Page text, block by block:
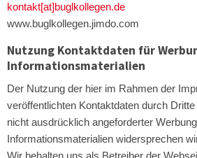
kontakt[at]buglkollegen.de
www.buglkollegen.jimdo.com
Nutzung Kontaktdaten für
Informationsmaterialien
Der Nutzung der hier im Rahmen der
veröffentlichten Kontaktdaten durch
nicht ausdrücklich angeforderter
Informationsmaterialien widersprechen
Wir behalten uns als Betreiber der